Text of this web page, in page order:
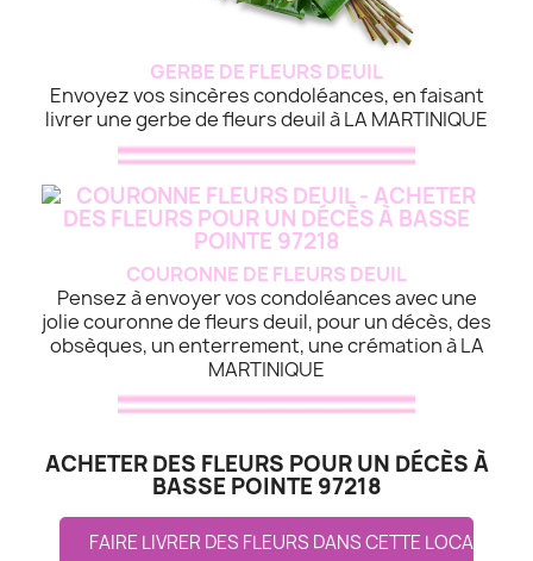
GERBE DE FLEURS DEUIL
Envoyez vos sincères condoléances, en faisant
livrer une gerbe de fleurs deuil à LA MARTINIQUE
COURONNE DE FLEURS DEUIL
Pensez à envoyer vos condoléances avec une
jolie couronne de fleurs deuil, pour un décès, des
obsèques, un enterrement, une crémation à LA
MARTINIQUE
ACHETER DES FLEURS POUR UN DÉCÈS À
BASSE POINTE 97218
FAIRE LIVRER DES FLEURS DANS CETTE LOCALITE